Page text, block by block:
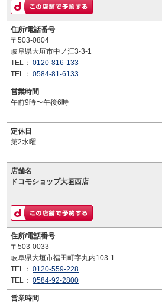
住所/電話番号
〒503-0804
岐阜県大垣市中ノ江3-3-1
TEL： 0120-816-133
TEL： 0584-81-6133
営業時間
午前9時〜午後6時
定休日
第2水曜
店舗名
ドコモショップ大垣西店
住所/電話番号
〒503-0033
岐阜県大垣市福田町字丸内103-1
TEL： 0120-559-228
TEL： 0584-92-2800
営業時間